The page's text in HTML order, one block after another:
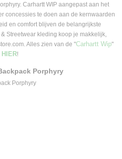
Carhartt WIP aangepast aan het
concessies te doen aan de kernwaarden
en comfort blijven de belangrijkste
Streetwear kleding koop je makkelijk,
Alles zien van de "Carhartt Wip"
HIER!
Porphyry
Porphyry